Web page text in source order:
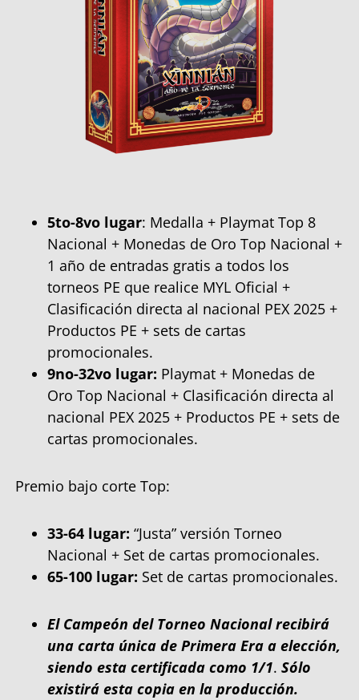
5to-8vo lugar: Medalla + Playmat Top 8
Nacional + Monedas de Oro Top Nacional +
1 año de entradas gratis a todos los
torneos PE que realice MYL Oficial +
Clasificación directa al nacional PEX 2025 +
Productos PE + sets de cartas
promocionales.
9no-32vo lugar: Playmat + Monedas de
Oro Top Nacional + Clasificación directa al
nacional PEX 2025 + Productos PE + sets de
cartas promocionales.
Premio bajo corte Top:
33-64 lugar: “Justa” versión Torneo
Nacional + Set de cartas promocionales.
65-100 lugar: Set de cartas promocionales.
El Campeón del Torneo Nacional recibirá
una carta única de Primera Era a elección,
siendo esta certificada como 1/1. Sólo
existirá esta copia en la producción.